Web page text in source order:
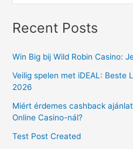
Recent Posts
Win Big bij Wild Robin Casino:
Veilig spelen met iDEAL: Beste
2026
Miért érdemes cashback
Online Casino-nál?
Test Post Created